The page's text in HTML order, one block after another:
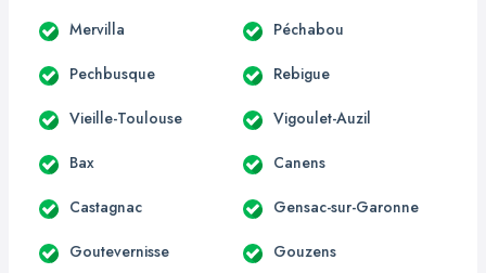
Mervilla Péchabou
Pechbusque Rebigue
Vieille-Toulouse Vigoulet-Auzil
Bax Canens
Castagnac Gensac-sur-Garonne
Goutevernisse Gouzens